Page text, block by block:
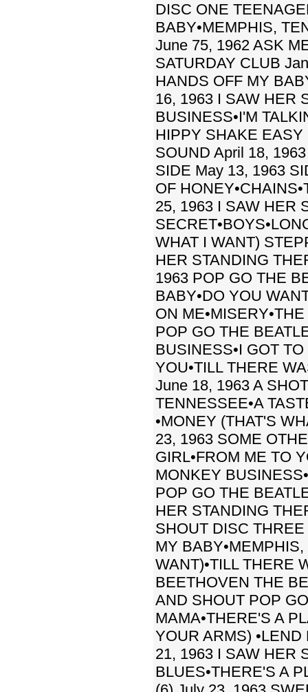
DISC ONE
BABY•MEMPHIS,
June 75, 1962 ASK
SATURDAY CLUB
HANDS OFF MY
16, 1963 I SAW HER
BUSINESS•I'M
HIPPY SHAKE EASY
SOUND April 18,
SIDE May 13, 1963
OF
25, 1963 I SAW HER
WHAT I WANT)
HER STANDING
1963 POP GO THE
BABY•DO YOU
ON
POP GO THE
BUSINESS•I GOT
YOU•TILL THERE
June 18, 1963 A
TENNESSEE•A
•MONEY (THAT'S
23, 1963 SOME
GIRL•FROM ME TO
MONKEY
POP GO THE
HER STANDING
SHOUT DISC
MY
WANT)•TILL THERE
BEETHOVEN THE
AND SHOUT POP
MAMA•THERE'S A
YOUR ARMS)
21, 1963 I SAW HER
BLUES•THERE'S A